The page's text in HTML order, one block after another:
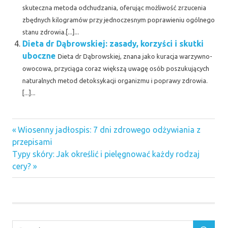
skuteczna metoda odchudzania, oferując możliwość zrzucenia
zbędnych kilogramów przy jednoczesnym poprawieniu ogólnego
stanu zdrowia.[...]...
Dieta dr Dąbrowskiej: zasady, korzyści i skutki
uboczne Dieta dr Dąbrowskiej, znana jako kuracja warzywno-
owocowa, przyciąga coraz większą uwagę osób poszukujących
naturalnych metod detoksykacji organizmu i poprawy zdrowia.
[...]...
Nawigacja
wpisu
Previous
Post:
Wiosenny jadłospis: 7 dni zdrowego odżywiania z
przepisami
Next
Post:
Typy skóry: Jak określić i pielęgnować każdy rodzaj
cery?